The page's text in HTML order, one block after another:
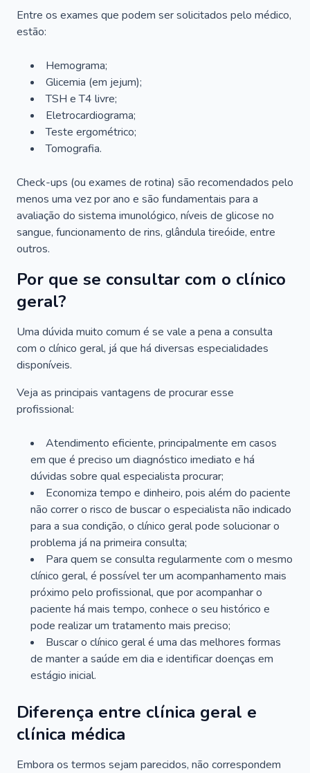
Entre os exames que podem ser solicitados pelo médico,
estão:
Hemograma;
Glicemia (em jejum);
TSH e T4 livre;
Eletrocardiograma;
Teste ergométrico;
Tomografia.
Check-ups (ou exames de rotina) são recomendados pelo
menos uma vez por ano e são fundamentais para a
avaliação do sistema imunológico, níveis de glicose no
sangue, funcionamento de rins, glândula tireóide, entre
outros.
Por que se consultar com o clínico
geral?
Uma dúvida muito comum é se vale a pena a consulta
com o clínico geral, já que há diversas especialidades
disponíveis.
Veja as principais vantagens de procurar esse
profissional:
Atendimento eficiente, principalmente em casos
em que é preciso um diagnóstico imediato e há
dúvidas sobre qual especialista procurar;
Economiza tempo e dinheiro, pois além do paciente
não correr o risco de buscar o especialista não indicado
para a sua condição, o clínico geral pode solucionar o
problema já na primeira consulta;
Para quem se consulta regularmente com o mesmo
clínico geral, é possível ter um acompanhamento mais
próximo pelo profissional, que por acompanhar o
paciente há mais tempo, conhece o seu histórico e
pode realizar um tratamento mais preciso;
Buscar o clínico geral é uma das melhores formas
de manter a saúde em dia e identificar doenças em
estágio inicial.
Diferença entre clínica geral e
clínica médica
Embora os termos sejam parecidos, não correspondem